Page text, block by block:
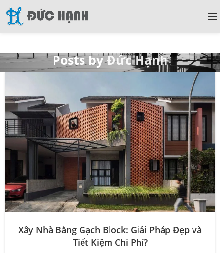
Posts byĐức Hạnh
Xây Nhà Bằng Gạch Block: Giải Pháp Đẹp và
Tiết Kiệm Chi Phí?